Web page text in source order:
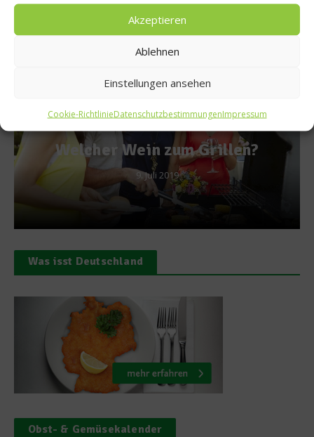
Akzeptieren
Ablehnen
Einstellungen ansehen
Cookie-RichtlinieDatenschutzbestimmungenImpressum
Empfohlen
News
Ein Brett aus
23. Juli 2015
Was isst Deutschland
Obst- & Gemüsekalender